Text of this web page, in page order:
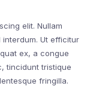
elit. Nullam
Ut efficitur
ex, a congue
tincidunt tristique
fringilla.